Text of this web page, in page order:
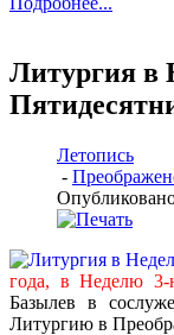
Литургия в
Летопись
-
года, в Неделю 3-
Базылев в
Литургию в